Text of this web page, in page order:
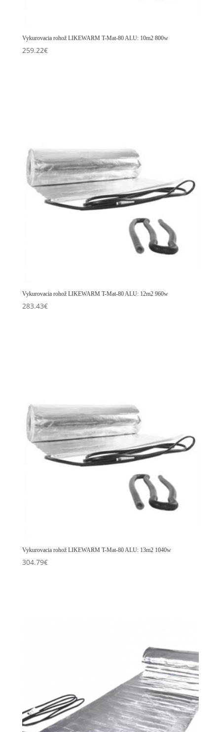
Vykurovacia rohož LIKEWARM T-Mat-80 ALU: 10m2 800w
259.22€
Vykurovacia rohož LIKEWARM T-Mat-80 ALU: 12m2 960w
283.43€
Vykurovacia rohož LIKEWARM T-Mat-80 ALU: 13m2 1040w
304.79€